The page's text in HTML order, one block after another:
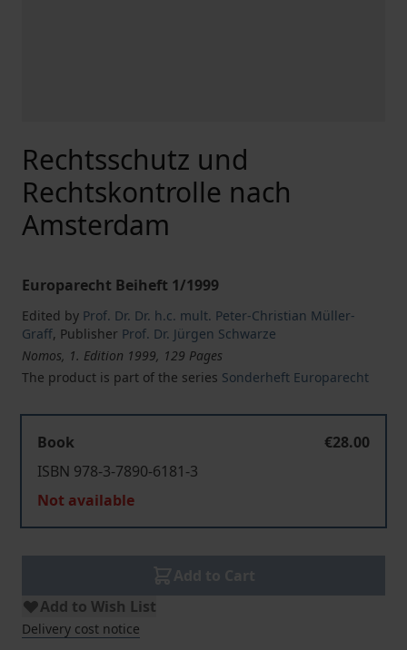
Rechtsschutz und
Rechtskontrolle nach
Amsterdam
Europarecht Beiheft 1/1999
Edited by Prof. Dr. Dr. h.c. mult. Peter-Christian Müller-
Graff, Publisher Prof. Dr. Jürgen Schwarze
Nomos, 1. Edition 1999, 129 Pages
The product is part of the series Sonderheft Europarecht
Book
€28.00
ISBN 978-3-7890-6181-3
Not available
Add to Wish List
Delivery cost notice